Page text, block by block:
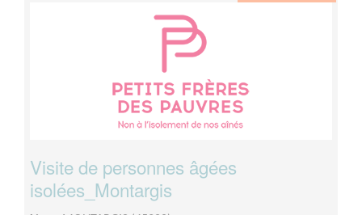
Visite de personnes âgées
isolées_Montargis